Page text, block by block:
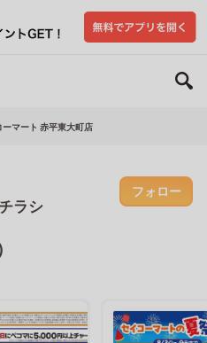
ーマート 赤平東大町店
ラシ
フォロー